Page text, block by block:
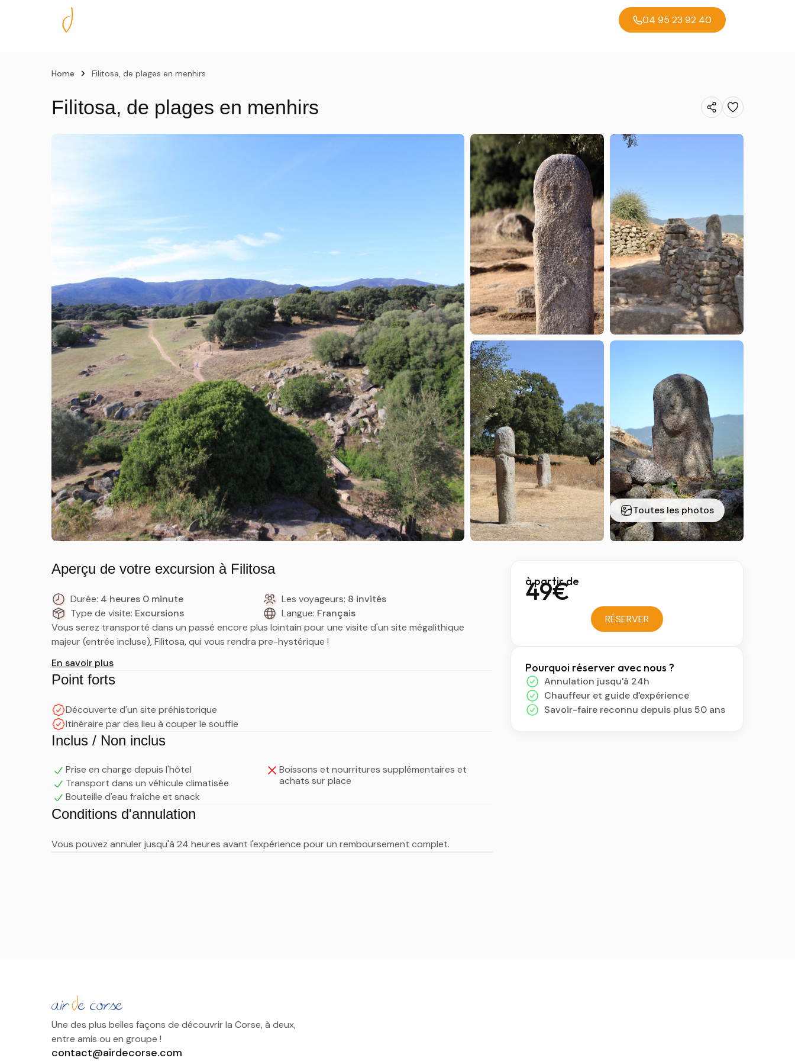
04 95 23 92 40
Home Filitosa, de plages en menhirs
Filitosa, de plages en menhirs
Toutes les photos
Aperçu de votre excursion à Filitosa
Durée: 4 heures 0 minute Les voyageurs: 8 invités
Type de visite: Excursions Langue: Français
Vous serez transporté dans un passé encore plus lointain pour une visite d'un site mégalithique
majeur (entrée incluse), Filitosa, qui vous rendra pre-hystérique !
En savoir plus
Point forts
Découverte d'un site préhistorique
Itinéraire par des lieu à couper le souffle
Inclus / Non inclus
Prise en charge depuis l'hôtel
Transport dans un véhicule climatisée
Bouteille d'eau fraîche et snack
Boissons et nourritures supplémentaires et
achats sur place
Conditions d'annulation
Vous pouvez annuler jusqu'à 24 heures avant l'expérience pour un remboursement complet.
à partir de
49€
RÉSERVER
Pourquoi réserver avec nous ?
Annulation jusqu'à 24h
Chauffeur et guide d'expérience
Savoir-faire reconnu depuis plus 50 ans
Une des plus belles façons de découvrir la Corse, à deux,
entre amis ou en groupe !
contact@airdecorse.com